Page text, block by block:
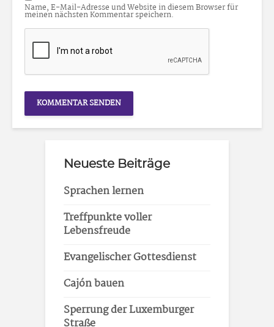
Name, E-Mail-Adresse und Website in diesem Browser für
meinen nächsten Kommentar speichern.
Neueste Beiträge
Sprachen lernen
Treffpunkte voller
Lebensfreude
Evangelischer Gottesdienst
Cajón bauen
Sperrung der Luxemburger
Straße